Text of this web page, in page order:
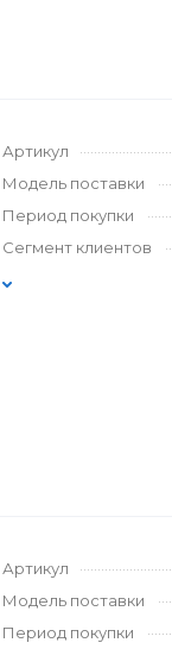
Артикул
Модель поставки
Период покупки
Сегмент клиентов
Артикул
Модель поставки
Период покупки